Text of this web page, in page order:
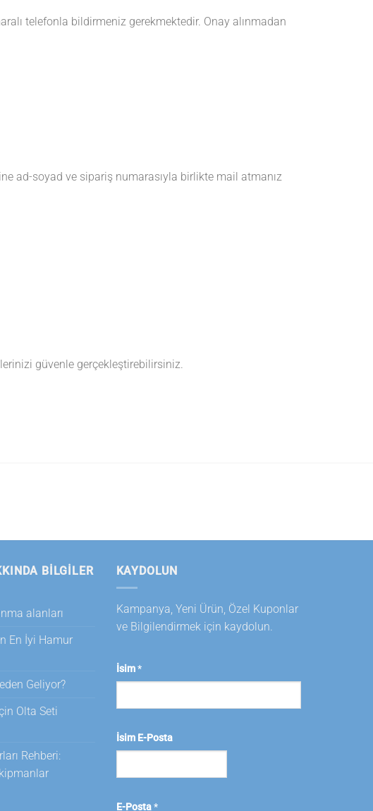
telefonla bildirmeniz gerekmektedir. Onay alınmadan
ad-soyad ve sipariş numarasıyla birlikte mail atmanız
güvenle gerçekleştirebilirsiniz.
BILGILER
alanları
En İyi Hamur
Geliyor?
Olta Seti
Rehberi:
KAYDOLUN
Kampanya, Yeni Ürün, Özel Kuponlar
ve Bilgilendirmek için kaydolun.
İsim*
İsim E-Posta
E-Posta*